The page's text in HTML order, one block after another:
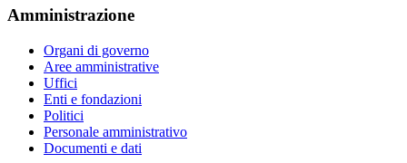
Amministrazione
Organi di governo
Aree amministrative
Uffici
Enti e fondazioni
Politici
Personale amministrativo
Documenti e dati